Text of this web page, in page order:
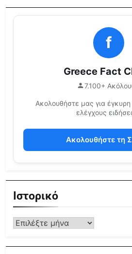
f
Greece Fact
7.100+
Ακολουθήστε μας για
ελέγχους
Ακολουθήστε τη
Ιστορικό